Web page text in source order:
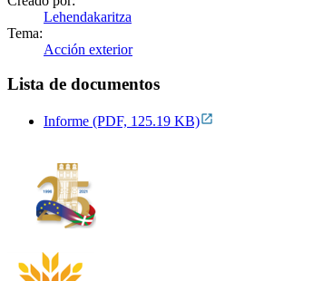
Lehendakaritza
Tema:
Acción exterior
Lista de documentos
Informe (PDF, 125.19 KB)